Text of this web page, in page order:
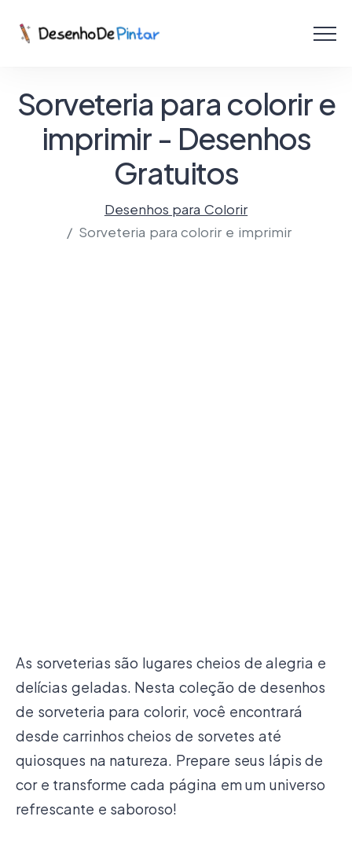
Colorir Online
Criar com IA!
Sorveteria para colorir e
imprimir - Desenhos
Gratuitos
Desenhos para Colorir
Sorveteria para colorir e imprimir
As sorveterias são lugares cheios de alegria e
delícias geladas. Nesta coleção de desenhos
de sorveteria para colorir, você encontrará
desde carrinhos cheios de sorvetes até
quiosques na natureza. Prepare seus lápis de
cor e transforme cada página em um universo
refrescante e saboroso!